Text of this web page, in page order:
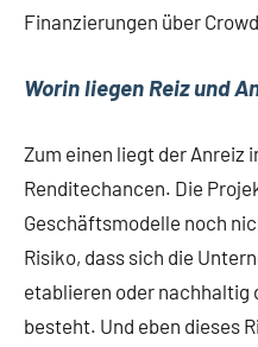
Finanzierungen über
Worin liegen Reiz und
Zum einen liegt der Anreiz
Renditechancen. Die
Geschäftsmodelle noch
Risiko, dass sich die
etablieren oder nachhaltig
besteht. Und eben dieses